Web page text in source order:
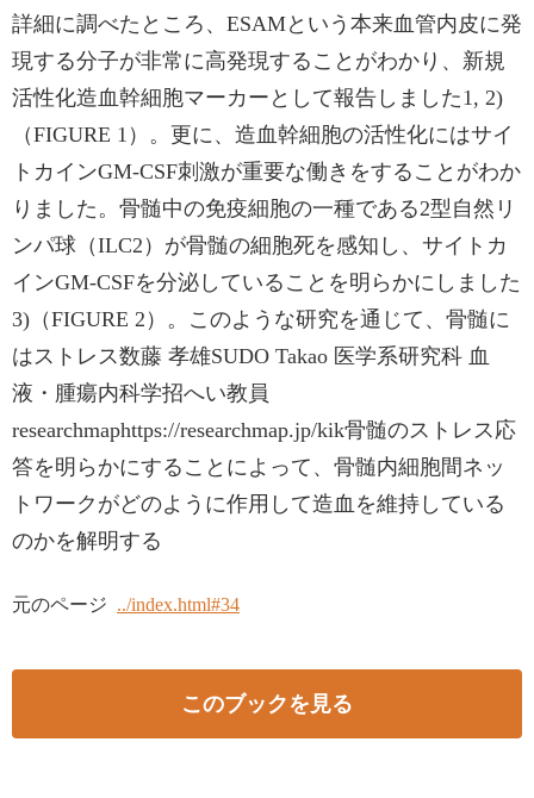
詳細に調べたところ、ESAMという本来血管内皮に発
現する分子が非常に高発現することがわかり、新規
活性化造血幹細胞マーカーとして報告しました1, 2)
（FIGURE 1）。更に、造血幹細胞の活性化にはサイ
トカインGM-CSF刺激が重要な働きをすることがわか
りました。骨髄中の免疫細胞の一種である2型自然リ
ンパ球（ILC2）が骨髄の細胞死を感知し、サイトカ
インGM-CSFを分泌していることを明らかにしました
3)（FIGURE 2）。このような研究を通じて、骨髄に
はストレス数藤 孝雄SUDO Takao 医学系研究科 血
液・腫瘍内科学招へい教員
researchmaphttps://researchmap.jp/kik骨髄のストレス応
答を明らかにすることによって、骨髄内細胞間ネッ
トワークがどのように作用して造血を維持している
のかを解明する
元のページ ../index.html#34
このブックを見る